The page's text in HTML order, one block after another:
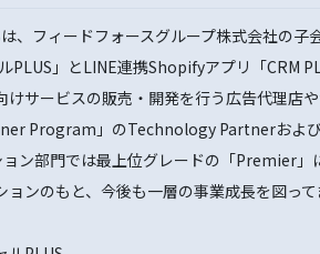
、フィードフォースグループ株式会社の
PLUS」とLINE連携Shopifyアプリ「CRM
けサービスの販売・開発を行う広告代理店
Program」のTechnology Partnerおよ
ン部門では最上位グレードの「Premier」
ンのもと、今後も一層の事業成長を図って